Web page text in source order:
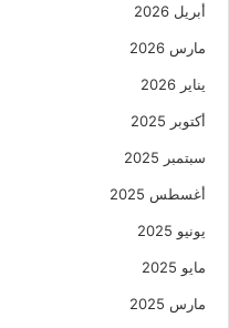
أبريل 2026
مارس 2026
يناير 2026
أكتوبر 2025
سبتمبر 2025
أغسطس 2025
يونيو 2025
مايو 2025
مارس 2025